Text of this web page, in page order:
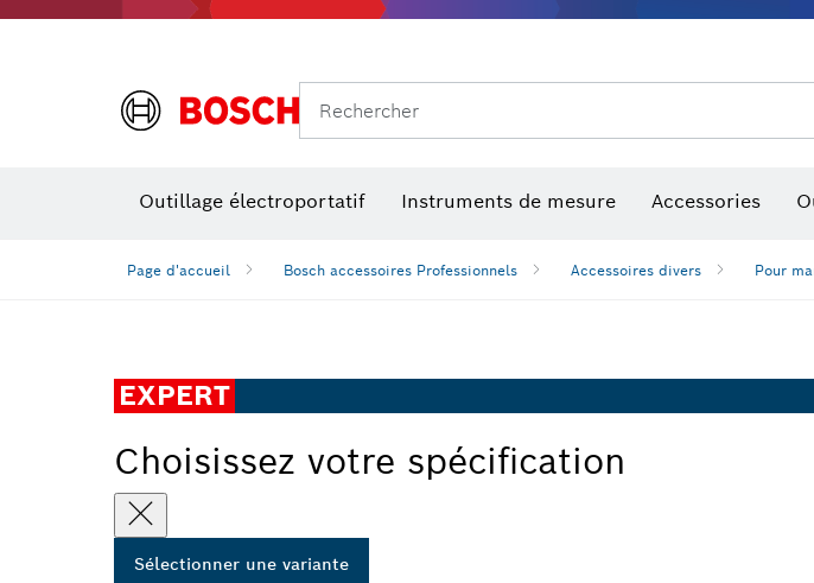
Rechercher
Outillage électroportatif Instruments de mesure Accessories
Page d'accueil Bosch accessoires Professionnels Accessoires divers Pour
EXPERT
Choisissez votre spécification
Sélectionner une variante